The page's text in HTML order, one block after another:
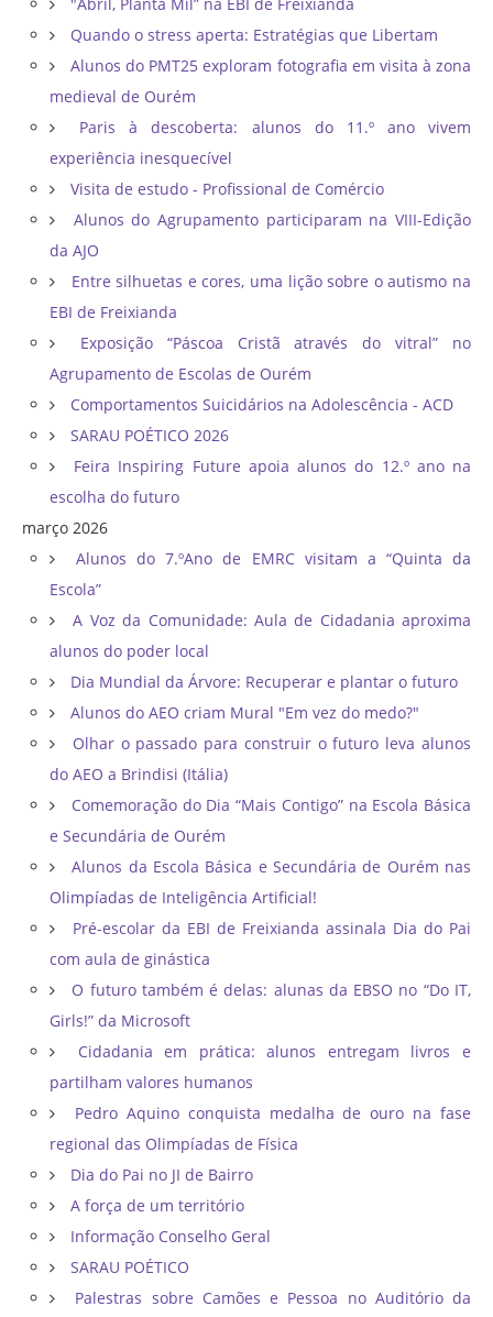
"Abril, Planta Mil” na EBI de Freixianda
Quando o stress aperta: Estratégias que Libertam
Alunos do PMT25 exploram fotografia em visita à zona
medieval de Ourém
Paris à descoberta: alunos do 11.º ano vivem
experiência inesquecível
Visita de estudo - Profissional de Comércio
Alunos do Agrupamento participaram na VIII-Edição
da AJO
Entre silhuetas e cores, uma lição sobre o autismo na
EBI de Freixianda
Exposição “Páscoa Cristã através do vitral” no
Agrupamento de Escolas de Ourém
Comportamentos Suicidários na Adolescência - ACD
SARAU POÉTICO 2026
Feira Inspiring Future apoia alunos do 12.º ano na
escolha do futuro
março 2026
Alunos do 7.ºAno de EMRC visitam a “Quinta da
Escola”
A Voz da Comunidade: Aula de Cidadania aproxima
alunos do poder local
Dia Mundial da Árvore: Recuperar e plantar o futuro
Alunos do AEO criam Mural "Em vez do medo?"
Olhar o passado para construir o futuro leva alunos
do AEO a Brindisi (Itália)
Comemoração do Dia “Mais Contigo” na Escola Básica
e Secundária de Ourém
Alunos da Escola Básica e Secundária de Ourém nas
Olimpíadas de Inteligência Artificial!
Pré-escolar da EBI de Freixianda assinala Dia do Pai
com aula de ginástica
O futuro também é delas: alunas da EBSO no “Do IT,
Girls!” da Microsoft
Cidadania em prática: alunos entregam livros e
partilham valores humanos
Pedro Aquino conquista medalha de ouro na fase
regional das Olimpíadas de Física
Dia do Pai no JI de Bairro
A força de um território
Informação Conselho Geral
SARAU POÉTICO
Palestras sobre Camões e Pessoa no Auditório da